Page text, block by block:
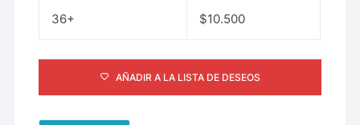
36+ $10.500
AÑADIR A LA LISTA DE DESEOS